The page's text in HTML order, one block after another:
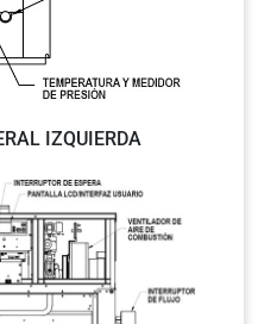
IZQUIERDA